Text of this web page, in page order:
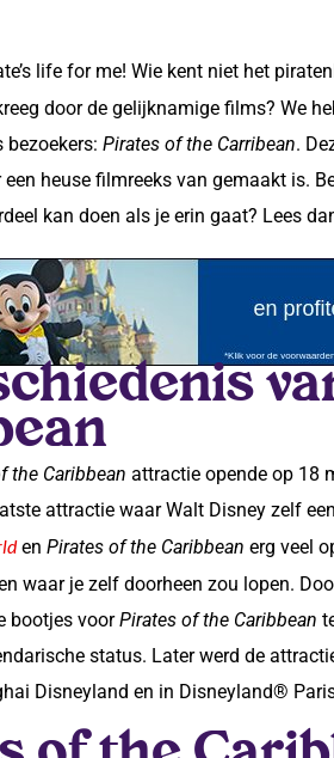
life for me! Wie kent niet het
door de gelijknamige films? We
Pirates of the Carribean.
heuse filmreeks van gemaakt is.
kan doen als je erin gaat? Lees
the Caribbean attractie opende op 18
attractie waar Walt Disney zelf
en Pirates of the Caribbean erg veel
waar je zelf doorheen zou lopen.
bootjes voorPirates of the Caribbean
status. Later werd de
Disneyland en in Disneyland®